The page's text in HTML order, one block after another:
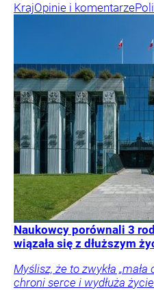
KrajOpinie i komentarze
Naukowcy porównali 3
wiązała się z dłuższym
Myślisz, że to zwykła
chroni serce i wydłuża